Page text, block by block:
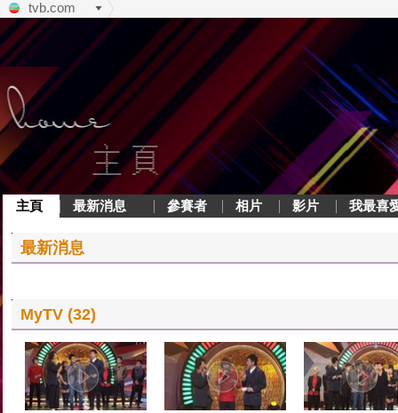
tvb.com
主頁 最新消息 參賽者 相片 影片 我最喜
最新消息
MyTV (32)